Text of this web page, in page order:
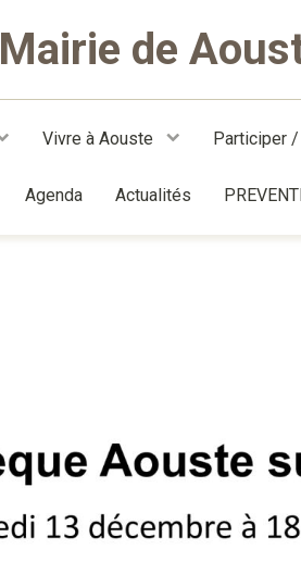
Mairie de
Vivre à Aouste Participer
Agenda Actualités